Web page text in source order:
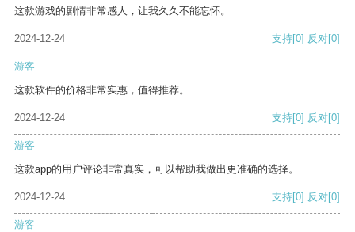
这款游戏的剧情非常感人，让我久久不能忘怀。
2024-12-24 支持[0] 反对[0]
游客
这款软件的价格非常实惠，值得推荐。
2024-12-24 支持[0] 反对[0]
游客
这款app的用户评论非常真实，可以帮助我做出更准确的选择。
2024-12-24 支持[0] 反对[0]
游客